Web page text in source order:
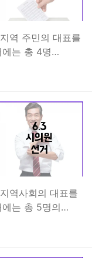
역 주민의 대표를
에는 총 4명…
역사회의 대표를
에는 총 5명의…